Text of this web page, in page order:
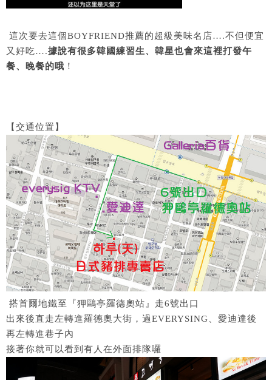
這次要去這個BOYFRIEND推薦的超級美味名店….不但便宜
又好吃….據說有很多韓國練習生、韓星也會來這裡打發午
餐、晚餐的哦 ！
【交通位置】
搭首爾地鐵至『狎鷗亭羅德奧站』走6號出口
出來後直走左轉進羅德奧大街，過EVERYSING、愛迪達後
再左轉進巷子內
接著你就可以看到有人在外面排隊囉